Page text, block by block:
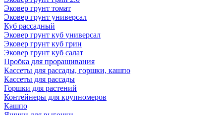
Эковер грунт томат
Эковер грунт универсал
Куб рассадный
Эковер грунт куб универсал
Эковер грунт куб грин
Эковер грунт куб салат
Пробка для проращивания
Кассеты для рассады, горшки, кашпо
Кассеты для рассады
Горшки для растений
Контейнеры для крупномеров
Кашпо